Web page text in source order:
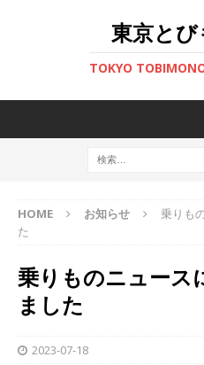
東京と
TOKYO
HOME お知らせ
乗りも
た
乗りものニュース
ました
2023-07-18